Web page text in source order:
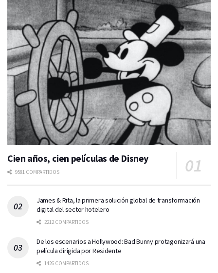
Cien años, cien películas de Disney
9581 COMPARTIDOS
James & Rita, la primera solución global de transformación
digital del sector hotelero
2212 COMPARTIDOS
De los escenarios a Hollywood: Bad Bunny protagonizará una
película dirigida por Residente
1426 COMPARTIDOS